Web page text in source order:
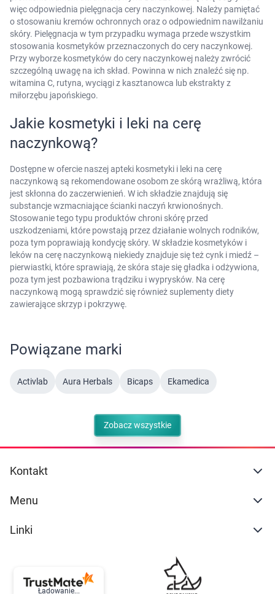
więc odpowiednia pielęgnacja cery naczynkowej. Należy pamiętać
o stosowaniu kremów ochronnych oraz o odpowiednim nawilżaniu
skóry. Pielęgnacja w tym przypadku wymaga przede wszystkim
stosowania kosmetyków przeznaczonych do cery naczynkowej.
Przy wyborze kosmetyków do cery naczynkowej należy zwrócić
szczególną uwagę na ich skład. Powinna w nich znaleźć się np.
witamina C, rutyna, wyciągi z kasztanowca lub ekstrakty z
miłorzębu japońskiego.
Jakie kosmetyki i leki na cerę
naczynkową?
Dostępne w ofercie naszej apteki kosmetyki i leki na cerę
naczynkową są rekomendowane osobom ze skórą wrażliwą, która
jest skłonna do zaczerwienień. W ich składzie znajdują się
substancje wzmacniające ścianki naczyń krwionośnych.
Stosowanie tego typu produktów chroni skórę przed
uszkodzeniami, które powstają przez działanie wolnych rodników,
poza tym poprawiają kondycję skóry. W składzie kosmetyków i
leków na cerę naczynkową niekiedy znajduje się też cynk i miedź –
pierwiastki, które sprawiają, że skóra staje się gładka i odżywiona,
poza tym jest pozbawiona trądziku i wyprysków. Na cerę
naczynkową mogą sprawdzić się również suplementy diety
zawierające skrzyp i pokrzywę.
Powiązane marki
Activlab Aura Herbals Bicaps Ekamedica
Zobacz wszystkie
Kontakt
Menu
Linki
Ładowanie...